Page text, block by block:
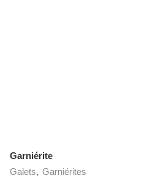
Garniérite
Galets,Garniérites